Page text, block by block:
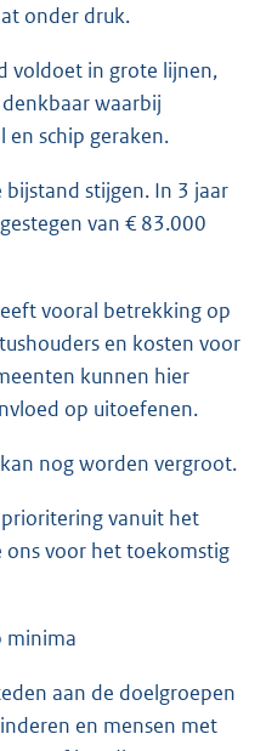
onder druk.
voldoet in grote lijnen,
waarbij
en schip geraken.
stijgen. In 3 jaar
van € 83.000
vooral betrekking op
en kosten voor
kunnen hier
op uitoefenen.
nog worden vergroot.
prioritering vanuit het
ons voor het toekomstig
minima
aan de doelgroepen
en mensen met